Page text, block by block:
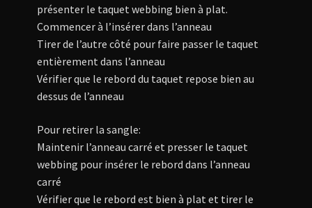
présenter le taquet webbing bien à plat.
Commencer à l’insérer dans l’anneau
Tirer de l’autre côté pour faire passer le taquet
entièrement dans l’anneau
Vérifier que le rebord du taquet repose bien au
dessus de l’anneau
Pour retirer la sangle:
Maintenir l’anneau carré et presser le taquet
webbing pour insérer le rebord dans l’anneau
carré
Vérifier que le rebord est bien à plat et tirer le